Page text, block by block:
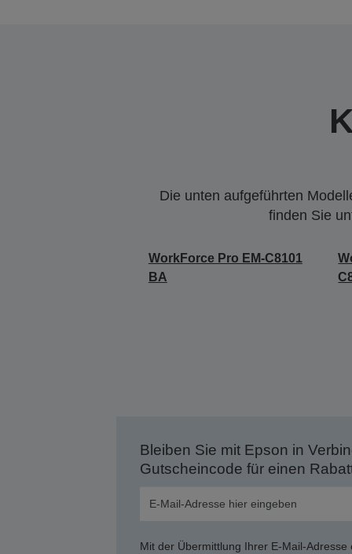
Die unten aufgeführten
finden Sie
WorkForce Pro EM-C8101
BA
Bleiben Sie mit Epson in
Gutscheincode für einen
Mit der Übermittlung Ihrer E-Mail-